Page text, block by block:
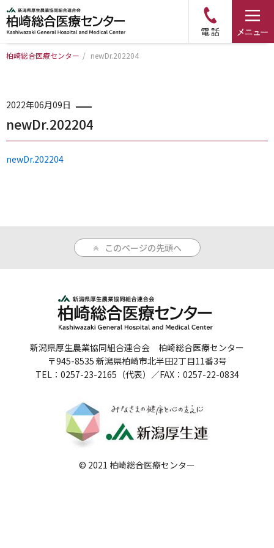
病院について
診療科・部門のご案内
入院のご案内
医療関係者の方へ
病院誌
個人情報保護方針
反社会的勢力に対する基本方針
院内感染対策指針
柏崎総合医療センター / newDr.202204
2022年06月09日
newDr.202204
newDr.202204
このページの先頭へ
新潟県厚生農業協同組合連合会 柏崎総合医療センター
〒945-8535 新潟県柏崎市北半田2丁目11番3号
TEL：0257-23-2165（代表）／FAX：0257-22-0834
© 2021 柏崎総合医療センター